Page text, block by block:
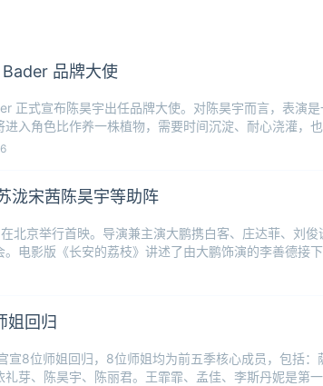
品牌大使
正式宣布陈昊宇出任品牌大使。对陈昊宇而言，表演是
入角色比作养一株植物，需要时间沉淀、耐心浇灌，
泷宋茜陈昊宇等助阵
北京举行首映。导演兼主演大鹏携白客、庄达菲、刘
电影版《长安的荔枝》讲述了由大鹏饰演的李善德接
姐回归
8位师姐回归，8位师姐均为前五季核心成员，包括：
芽、陈昊宇、陈丽君。王霏霏、孟佳、李斯丹妮是第一